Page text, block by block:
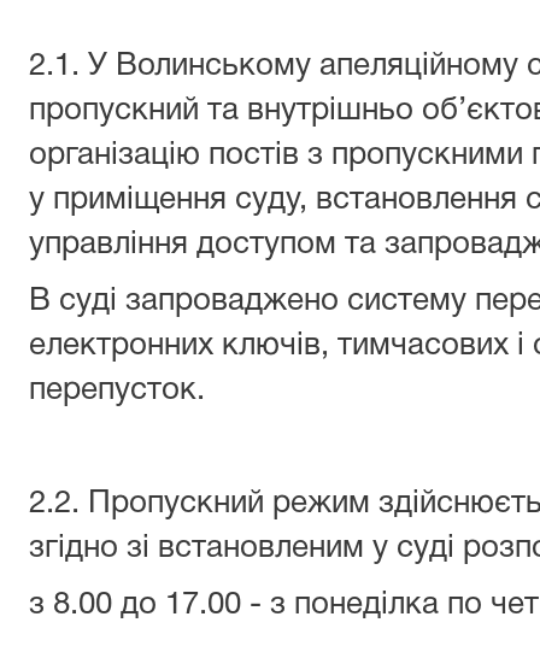
2.1. У Волинському апеляційному
пропускний та внутрішньо
організацію постів з
у приміщення суду, встановлення
управління доступом та
В суді запроваджено систему
електронних ключів, тимчасових
перепусток.
2.2. Пропускний режим
згідно зі встановленим у суді
з 8.00 до 17.00 - з понеділка по